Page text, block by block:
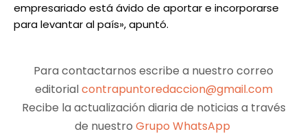
empresariado está ávido de aportar e incorporarse
para levantar al país», apuntó.
Para contactarnos escribe a nuestro correo
editorialcontrapuntoredaccion@gmail.com
Recibe la actualización diaria de noticias a través
de nuestro Grupo WhatsApp